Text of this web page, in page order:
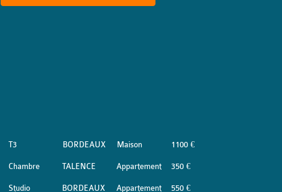
T3 BORDEAUX Maison 1100 €
Chambre TALENCE Appartement 350 €
Studio BORDEAUX Appartement 550 €